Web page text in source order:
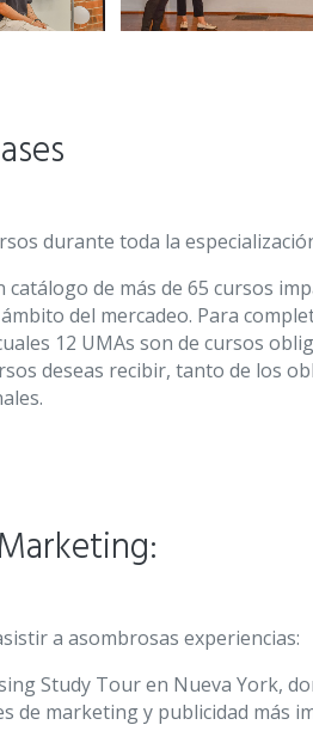
durante toda la
catálogo de más de 65 cursos
del mercadeo. Para
12 UMAs son de cursos
deseas recibir, tanto de los
a asombrosas experiencias:
Study Tour en Nueva York,
de marketing y publicidad más